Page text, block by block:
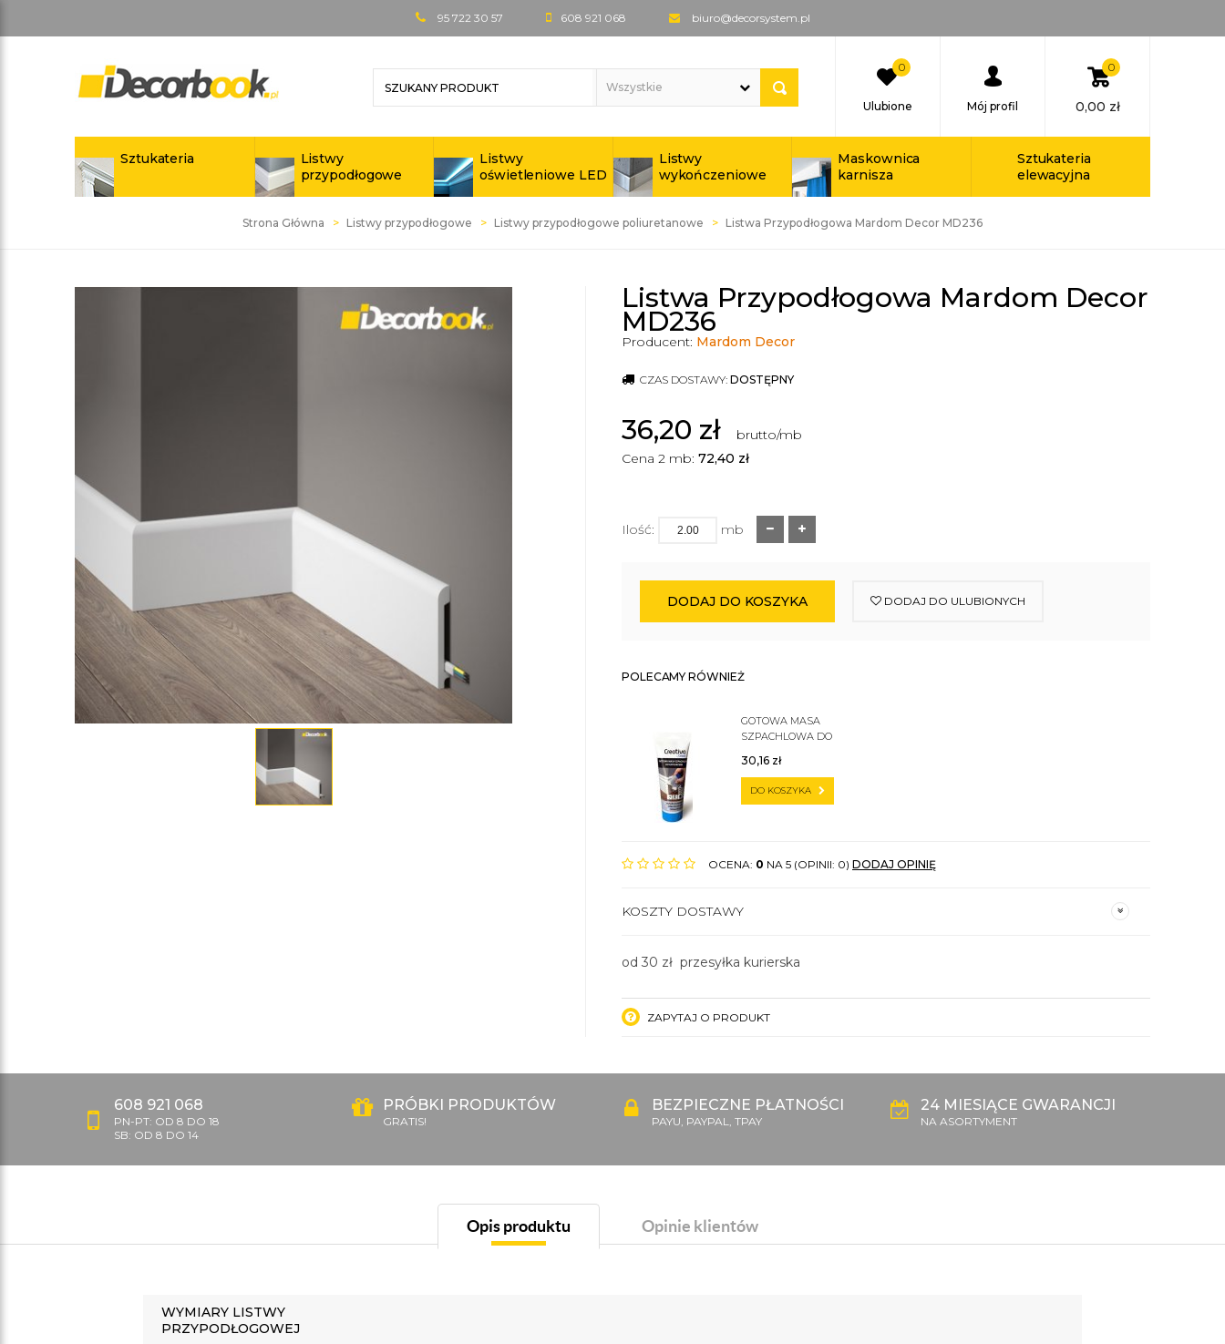
95 722 30 57 608 921 068 biuro@decorsystem.pl
0
Ulubione Mój profil
0
0,00 zł
Sztukateria
Listwy
przypodłogowe
Listwy
oświetleniowe LED
Listwy
wykończeniowe
Maskownica
karnisza
Sztukateria
elewacyjna
Strona Główna Listwy przypodłogowe Listwy przypodłogowe poliuretanowe Listwa Przypodłogowa Mardom Decor MD236
Listwa Przypodłogowa Mardom Decor
MD236
Producent: Mardom Decor
CZAS DOSTAWY: DOSTĘPNY
36,20 zł
brutto/mb
Cena 2 mb: 72,40 zł
Ilość: mb
DODAJ DO KOSZYKA DODAJ DO ULUBIONYCH
POLECAMY RÓWNIEŻ
GOTOWA MASA
SZPACHLOWA DO
30,16 zł
DO KOSZYKA
OCENA: 0 NA 5 (OPINII: 0) DODAJ OPINIĘ
KOSZTY DOSTAWY
od 30 zł przesyłka kurierska
ZAPYTAJ O PRODUKT
608 921 068
PN-PT: OD 8 DO 18
SB: OD 8 DO 14
PRÓBKI PRODUKTÓW
GRATIS!
BEZPIECZNE PŁATNOŚCI
PAYU, PAYPAL, TPAY
24 MIESIĄCE GWARANCJI
NA ASORTYMENT
Opis produktu Opinie klientów
WYMIARY LISTWY
PRZYPODŁOGOWEJ